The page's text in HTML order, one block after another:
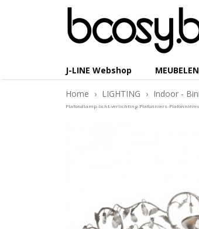
J-LINE Webshop MEUBELEN
Home › LIGHTING › Indoor -
Plafondlamp-licht-verlichting-Plafonniers-